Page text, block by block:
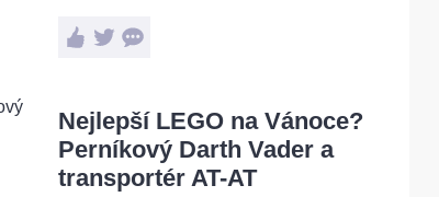
Nejlepší LEGO na Vánoce?
Perníkový Darth Vader a
transportér AT-AT